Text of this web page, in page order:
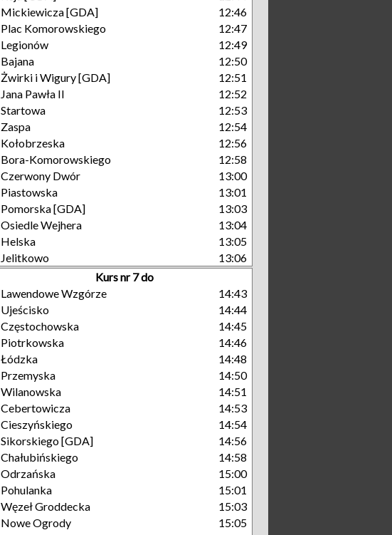
Mickiewicza [GDA]
12:46
Plac Komorowskiego
12:47
Legionów
12:49
Bajana
12:50
Żwirki i Wigury [GDA]
12:51
Jana Pawła II
12:52
Startowa
12:53
Zaspa
12:54
Kołobrzeska
12:56
Bora-Komorowskiego
12:58
Czerwony Dwór
13:00
Piastowska
13:01
Pomorska [GDA]
13:03
Osiedle Wejhera
13:04
Helska
13:05
Jelitkowo
13:06
Kurs nr 7 do
Lawendowe Wzgórze
14:43
Ujeścisko
14:44
Częstochowska
14:45
Piotrkowska
14:46
Łódzka
14:48
Przemyska
14:50
Wilanowska
14:51
Cebertowicza
14:53
Cieszyńskiego
14:54
Sikorskiego [GDA]
14:56
Chałubińskiego
14:58
Odrzańska
15:00
Pohulanka
15:01
Węzeł Groddecka
15:03
Nowe Ogrody
15:05